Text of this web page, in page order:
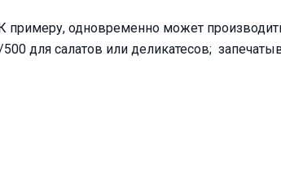
одновременно может
для салатов или деликатесов;